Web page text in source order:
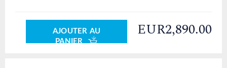
AJOUTER AU
PANIER
EUR2,890.00